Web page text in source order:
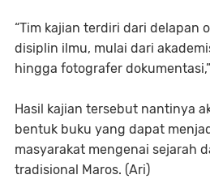
“Tim kajian terdiri dari delapan
disiplin ilmu, mulai dari
hingga fotografer
Hasil kajian tersebut nantinya
bentuk buku yang dapat
masyarakat mengenai sejarah
tradisional Maros. (Ari)